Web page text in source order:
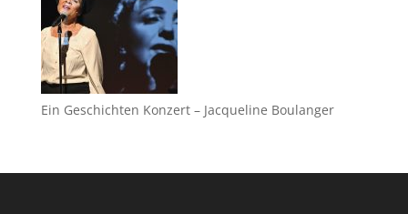
Ein Geschichten Konzert – Jacqueline Boulanger